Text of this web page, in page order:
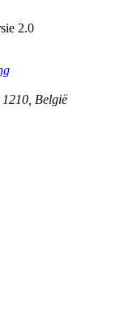
2.0
1210 België